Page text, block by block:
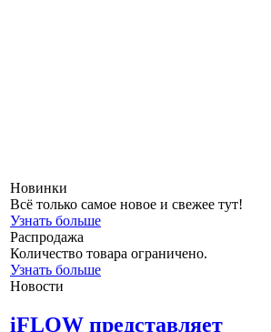
Новинки
Всё только самое новое и свежее тут!
Узнать больше
Распродажа
Количество товара ограничено.
Узнать больше
Новости
iFLOW представляет